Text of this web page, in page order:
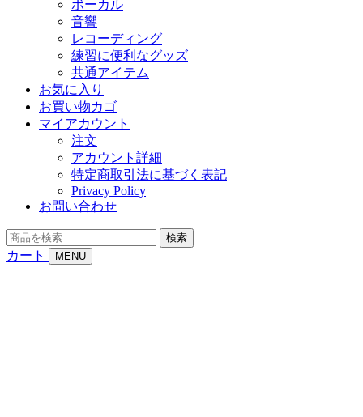
ボーカル
音響
レコーディング
練習に便利なグッズ
共通アイテム
お気に入り
お買い物カゴ
マイアカウント
注文
アカウント詳細
特定商取引法に基づく表記
Privacy Policy
お問い合わせ
商
品
検索
カート MENU